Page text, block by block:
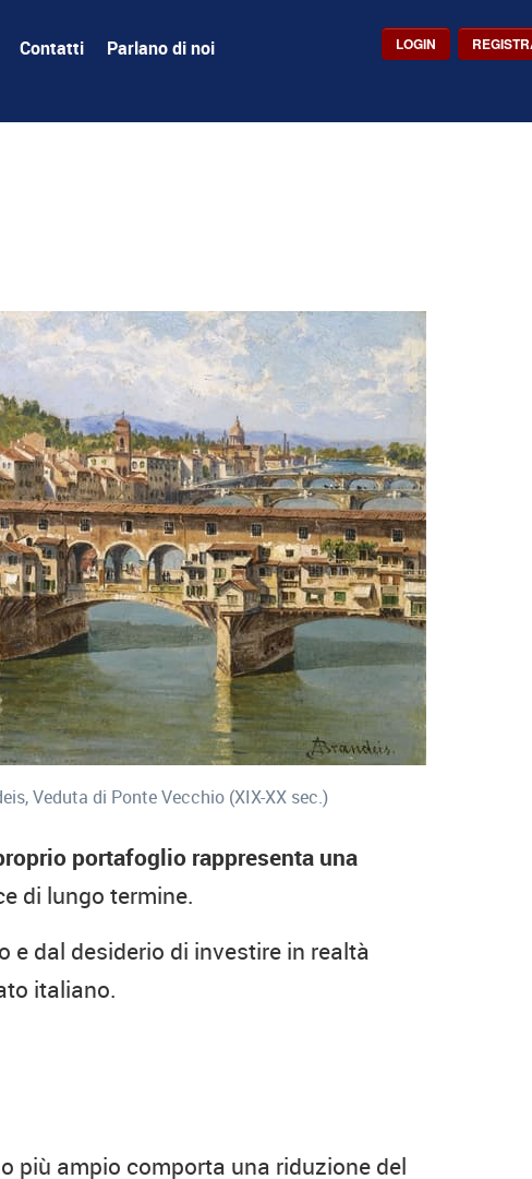
Contatti Parlano di noi LOGIN
Veduta di Ponte Vecchio (XIX-XX sec.)
portafoglio rappresenta una
di lungo termine.
dal desiderio di investire in realtà
italiano.
più ampio comporta una riduzione del